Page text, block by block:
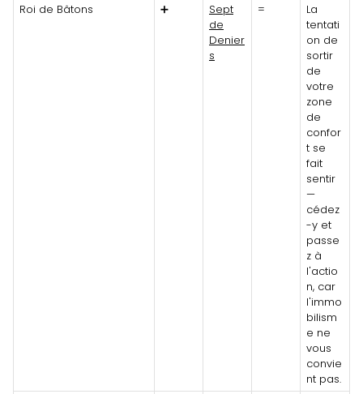
Roi de Bâtons
➕
Sept
de
Denier
s
=
La
tentati
on de
sortir
de
votre
zone
de
confor
t se
fait
sentir
—
cédez
-y et
passe
z à
l'actio
n, car
l'immo
bilism
e ne
vous
convie
nt pas.